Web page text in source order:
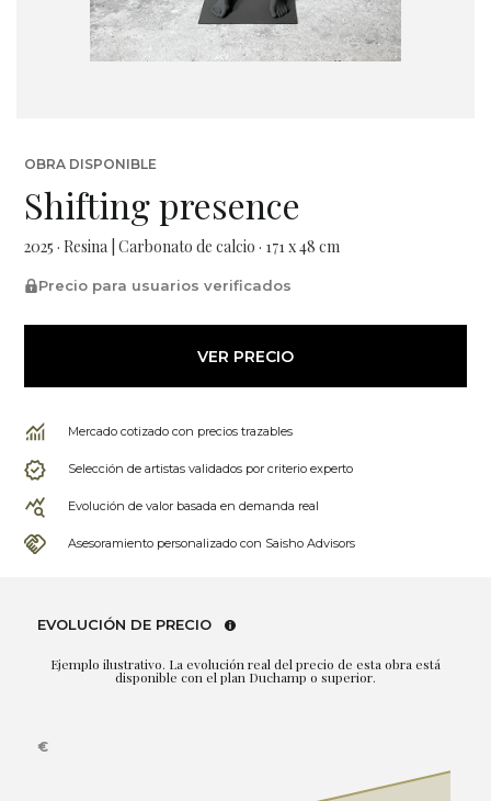
OBRA DISPONIBLE
Shifting presence
2025 · Resina | Carbonato de calcio · 171 x 48 cm
Precio para usuarios verificados
VER PRECIO
Mercado cotizado con precios trazables
Selección de artistas validados por criterio experto
Evolución de valor basada en demanda real
Asesoramiento personalizado con Saisho Advisors
EVOLUCIÓN DE PRECIO
Ejemplo ilustrativo. La evolución real del precio de esta obra está
disponible con el plan Duchamp o superior.